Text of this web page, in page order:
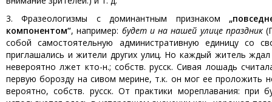
3. Фразеологизмы с доминантным признаком
компонентом“, например: будет и на нашей улице праздник
собой самостоятельную административную единицу со
приглашались и жители других улиц. Но каждый житель
невероятно лжет кто-н.; собств. русск. Сивая лошадь
первую борозду на сивом мерине, т.к. oн мог ее проложить
вероятно, собств. русск. От практики мореплавания: